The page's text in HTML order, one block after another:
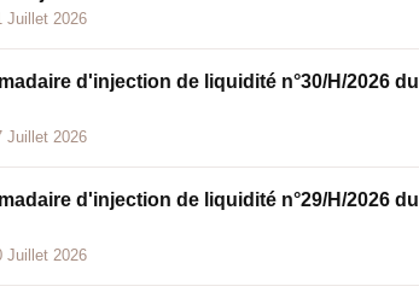
Juillet 2026
d'injection de liquidité n°30/H/2026 du
Juillet 2026
d'injection de liquidité n°29/H/2026 du
Juillet 2026